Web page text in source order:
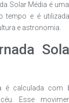
Solar Média é
tempo e é
e astronomia.
é calculada com
Esse